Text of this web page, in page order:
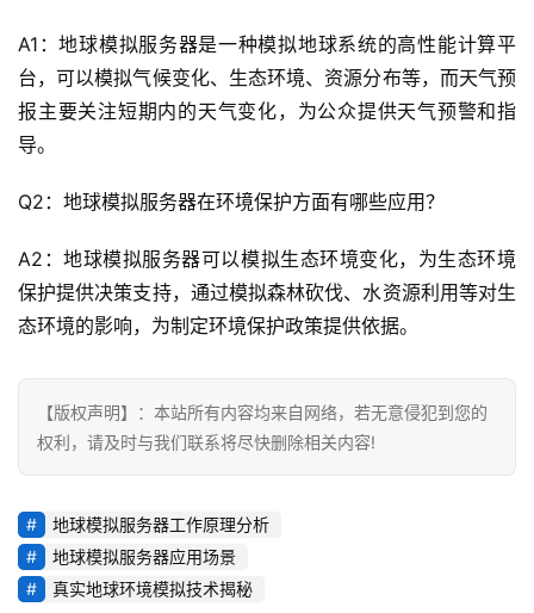
A1：地球模拟服务器是一种模拟地球系统的高性能计算平
台，可以模拟气候变化、生态环境、资源分布等，而天气预
报主要关注短期内的天气变化，为公众提供天气预警和指
导。
Q2：地球模拟服务器在环境保护方面有哪些应用？
A2：地球模拟服务器可以模拟生态环境变化，为生态环境
保护提供决策支持，通过模拟森林砍伐、水资源利用等对生
态环境的影响，为制定环境保护政策提供依据。
【版权声明】：本站所有内容均来自网络，若无意侵犯到您的
权利，请及时与我们联系将尽快删除相关内容!
地球模拟服务器工作原理分析
地球模拟服务器应用场景
真实地球环境模拟技术揭秘